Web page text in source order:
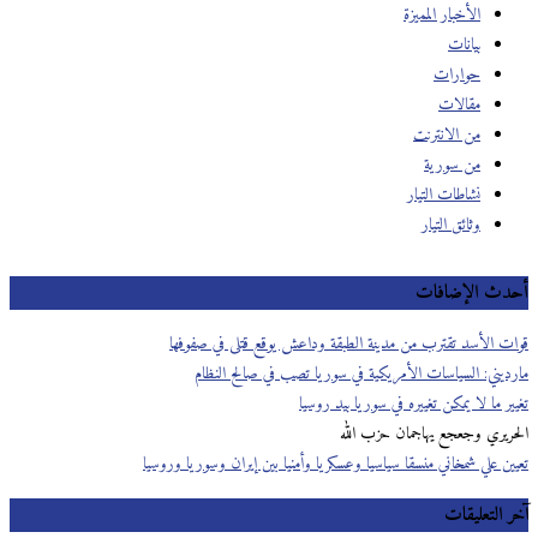
الأخبار المميزة
بيانات
حوارات
مقالات
من الانترنت
من سورية
نشاطات التيار
وثائق التيار
الإضافات
الأسد تقترب من مدينة الطبقة وداعش يوقع قتلى في صفوفها
السياسات الأمريكية في سوريا تصب في صالح النظام
ما لا يمكن تغييره في سوريا بيد روسيا
وجعجع يهاجمان حزب الله
علي شمخاني منسقا سياسيا وعسكريا وأمنيا بين إيران وسوريا وروسيا
التعليقات